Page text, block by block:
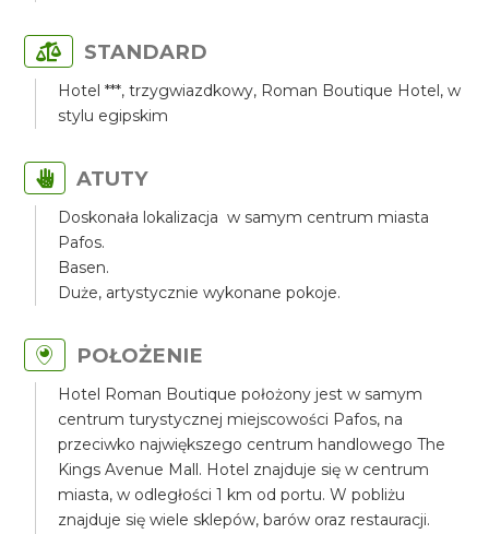
STANDARD
Hotel ***, trzygwiazdkowy, Roman Boutique Hotel, w
stylu egipskim
ATUTY
Doskonała lokalizacja w samym centrum miasta
Pafos.
Basen.
Duże, artystycznie wykonane pokoje.
POŁOŻENIE
Hotel Roman Boutique położony jest w samym
centrum turystycznej miejscowości Pafos, na
przeciwko największego centrum handlowego The
Kings Avenue Mall. Hotel znajduje się w centrum
miasta, w odległości 1 km od portu. W pobliżu
znajduje się wiele sklepów, barów oraz restauracji.